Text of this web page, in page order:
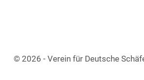
© 2026 - Verein für Deutsche